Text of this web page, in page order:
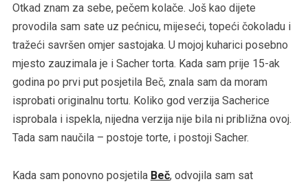
Otkad znam za sebe, pečem kolače. Još kao dijete
provodila sam sate uz pećnicu, mijeseći, topeći čokoladu i
tražeći savršen omjer sastojaka. U mojoj kuharici posebno
mjesto zauzimala je i Sacher torta. Kada sam prije 15-ak
godina po prvi put posjetila Beč, znala sam da moram
isprobati originalnu tortu. Koliko god verzija Sacherice
isprobala i ispekla, nijedna verzija nije bila ni približna ovoj.
Tada sam naučila – postoje torte, i postoji Sacher.
Kada sam ponovno posjetila Beč, odvojila sam sat